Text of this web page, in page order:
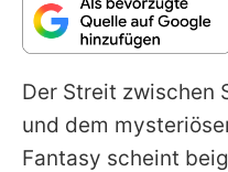
Alle
Der Streit zwischen
und dem
Fantasy scheint